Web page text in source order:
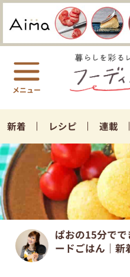
新着 レシピ 連載
ぱおの15分で
ードごはん｜新